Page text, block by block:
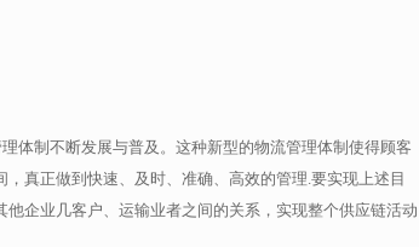
体制不断发展与普及。这种新型的物流管理体制使得顾客
真正做到快速、及时、准确、高效的管理.要实现上述目
企业几客户、运输业者之间的关系，实现整个供应链活动